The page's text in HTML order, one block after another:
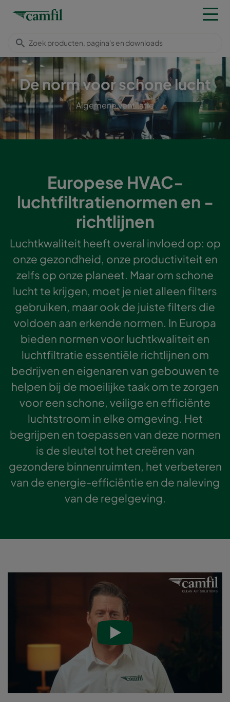
De norm voor schone lucht
Algemene ventilatie
Europese HVAC-
luchtfiltratienormen en -
richtlijnen
Luchtkwaliteit heeft overal invloed op: op
onze gezondheid, onze productiviteit en
zelfs op onze planeet. Maar om schone
lucht te krijgen, moet je niet alleen filters
gebruiken, maar ook de juiste filters die
voldoen aan erkende normen. In Europa
bieden normen voor luchtkwaliteit en
luchtfiltratie essentiële richtlijnen om
bedrijven en eigenaren van gebouwen te
helpen bij de moeilijke taak om te zorgen
voor een schone, veilige en efficiënte
luchtstroom in elke omgeving. Het
begrijpen en toepassen van deze normen
is de sleutel tot het creëren van
gezondere binnenruimten, het verbeteren
van de energie-efficiëntie en de naleving
van de regelgeving.